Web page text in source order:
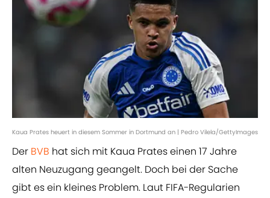
Kaua Prates heuert in diesem Sommer in Dortmund an | Pedro Vilela/GettyImages
Der BVB hat sich mit Kaua Prates einen 17 Jahre
alten Neuzugang geangelt. Doch bei der Sache
gibt es ein kleines Problem. Laut FIFA-Regularien